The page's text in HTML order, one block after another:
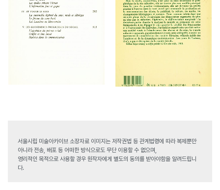
서울시립 미술아카이브 소장자료 이미지는 저작권법 등 관계법령에 따라 복제뿐만
아니라 전송, 배포 등 어떠한 방식으로도 무단 이용할 수 없으며,
영리적인 목적으로 사용할 경우 원작자에게 별도의 동의를 받아야함을 알려드립니
다.